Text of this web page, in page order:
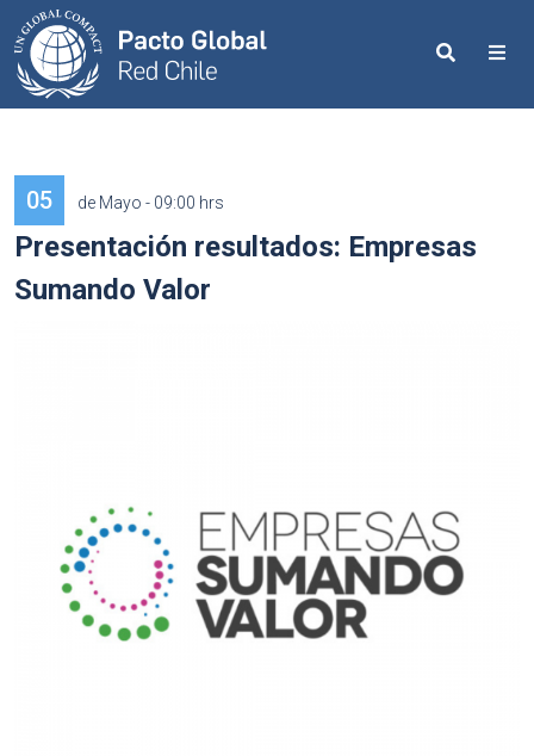
Search
05 de Mayo - 09:00 hrs
Presentación resultados: Empresas
Sumando Valor